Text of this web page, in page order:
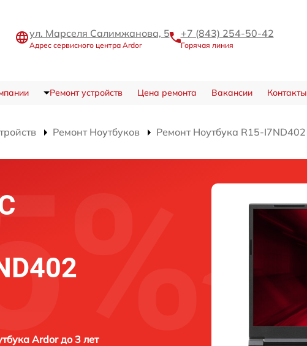
ул. Марселя Салимжанова, 5
Адрес сервисного центра Ardor
+7 (843) 254-50-42
Горячая линия
Ремонт устройств Цена ремонта Вакансии Контакты
Ремонт Ноутбуков Ремонт Ноутбука R15-I7ND402
Ardor до 3 лет